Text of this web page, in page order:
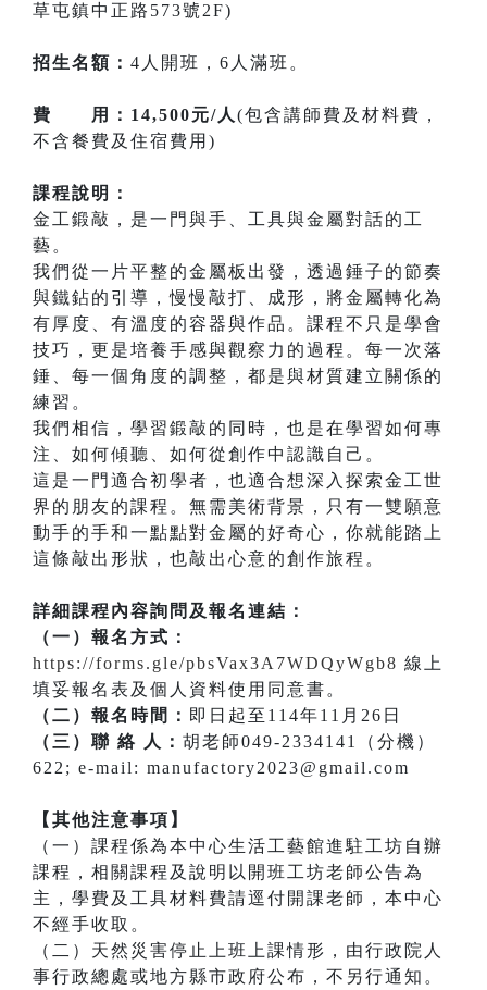
草屯鎮中正路573號2F)
招生名額： 4人開班，6人滿班。
費 用：14,500元/人 (包含講師費及材料費，
不含餐費及住宿費用)
課程說明：
金工鍛敲，是一門與手、工具與金屬對話的工
藝。
我們從一片平整的金屬板出發，透過錘子的節奏
與鐵鉆的引導，慢慢敲打、成形，將金屬轉化為
有厚度、有溫度的容器與作品。課程不只是學會
技巧，更是培養手感與觀察力的過程。每一次落
錘、每一個角度的調整，都是與材質建立關係的
練習。
我們相信，學習鍛敲的同時，也是在學習如何專
注、如何傾聽、如何從創作中認識自己。
這是一門適合初學者，也適合想深入探索金工世
界的朋友的課程。無需美術背景，只有一雙願意
動手的手和一點點對金屬的好奇心，你就能踏上
這條敲出形狀，也敲出心意的創作旅程。
詳細課程內容詢問及報名連結：
（一）報名方式：
https://forms.gle/pbsVax3A7WDQyWgb8 線上
填妥報名表及個人資料使用同意書。
（二）報名時間： 即日起至114年11月26日
（三）聯 絡 人： 胡老師049-2334141（分機）
622; e-mail: manufactory2023@gmail.com
【其他注意事項】
（一）課程係為本中心生活工藝館進駐工坊自辦
課程，相關課程及說明以開班工坊老師公告為
主，學費及工具材料費請逕付開課老師，本中心
不經手收取。
（二）天然災害停止上班上課情形，由行政院人
事行政總處或地方縣市政府公布，不另行通知。